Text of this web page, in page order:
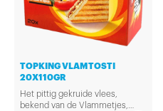
TOPKING VLAMTOSTI
20X110GR
Het pittig gekruide vlees,
bekend van de Vlammetjes,